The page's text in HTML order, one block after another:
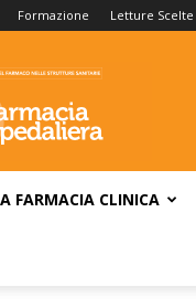
Formazione Letture Scelte
FARMACIA CLINICA